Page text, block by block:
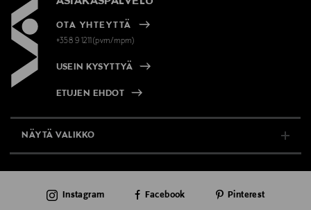
OTA YHTEYTTÄ
+358 9 1211(pvm/mpm)
USEIN KYSYTTYÄ
ETUJEN EHDOT
NÄYTÄ VALIKKO
AJANKOHTAISTA
Instagram Facebook Pinterest